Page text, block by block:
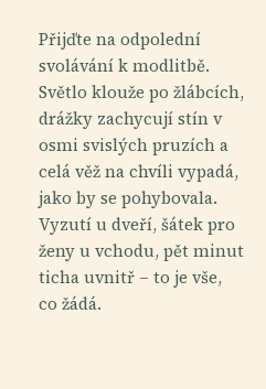
Přijďte na odpolední
svolávání k modlitbě.
Světlo klouže po žlábcích,
drážky zachycují stín v
osmi svislých pruzích a
celá věž na chvíli vypadá,
jako by se pohybovala.
Vyzutí u dveří, šátek pro
ženy u vchodu, pět minut
ticha uvnitř – to je vše,
co žádá.